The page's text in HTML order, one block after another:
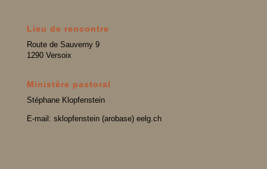
Lieu de rencontre
Route de Sauverny 9
1290 Versoix
Ministère pastoral
Stéphane Klopfenstein
E-mail: sklopfenstein (arobase) eelg.ch